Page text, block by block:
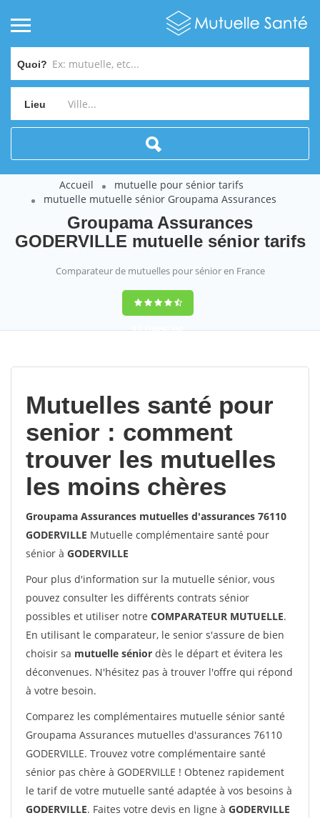
Quoi?
Lieu
Accueil
mutuelle pour sénior tarifs
mutuelle mutuelle sénior Groupama Assurances
Groupama Assurances
GODERVILLE mutuelle sénior tarifs
Comparateur de mutuelles pour sénior en France
9,2(100%)452
Mutuelles santé pour
senior : comment
trouver les mutuelles
les moins chères
Groupama Assurances mutuelles d'assurances 76110
GODERVILLE Mutuelle complémentaire santé pour
sénior à GODERVILLE
Pour plus d'information sur la mutuelle sénior, vous
pouvez consulter les différents contrats sénior
possibles et utiliser notre COMPARATEUR MUTUELLE.
En utilisant le comparateur, le senior s'assure de bien
choisir sa mutuelle sénior dès le départ et évitera les
déconvenues. N'hésitez pas à trouver l'offre qui répond
à votre besoin.
Comparez les complémentaires mutuelle sénior santé
Groupama Assurances mutuelles d'assurances 76110
GODERVILLE. Trouvez votre complémentaire santé
sénior pas chère à GODERVILLE ! Obtenez rapidement
le tarif de votre mutuelle santé adaptée à vos besoins à
GODERVILLE. Faites votre devis en ligne à GODERVILLE